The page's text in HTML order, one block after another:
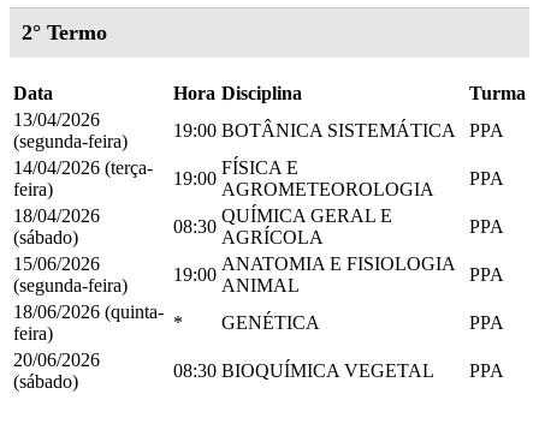
2° Termo
Data Hora Disciplina
Turma
13/04/2026
(segunda-feira)
19:00 BOTÂNICA SISTEMÁTICA
PPA
14/04/2026 (terça-
feira)
19:00
FÍSICA E
AGROMETEOROLOGIA
PPA
18/04/2026
(sábado)
08:30
QUÍMICA GERAL E
AGRÍCOLA
PPA
15/06/2026
(segunda-feira)
19:00
ANATOMIA E FISIOLOGIA
ANIMAL
PPA
18/06/2026 (quinta-
feira)
* GENÉTICA
PPA
20/06/2026
(sábado)
08:30 BIOQUÍMICA VEGETAL PPA